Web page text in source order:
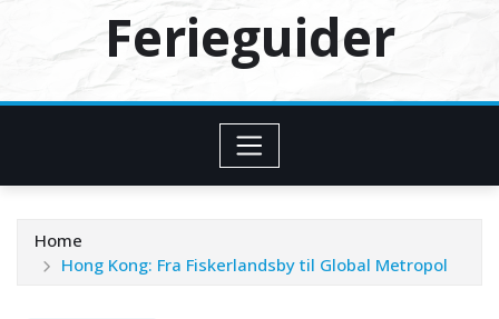
Ferieguider
Home
Hong Kong: Fra Fiskerlandsby til Global Metropol